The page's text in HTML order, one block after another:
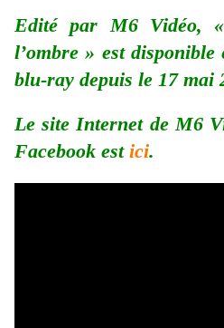
Edité par M6 Vidéo,
l’ombre » est
blu-ray depuis le 17 mai
Le site Internet de M6
Facebook est ici.